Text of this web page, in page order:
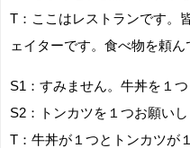
T：ここはレストランです。
ェイターです。食べ物を頼ん
S1：すみません。牛丼を１つ
S2：トンカツを１つお願いし
T：牛丼が１つとトンカツが